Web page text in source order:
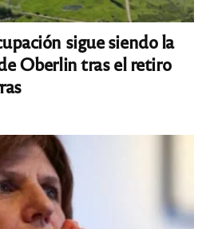
sigue siendo la
Oberlin tras el retiro